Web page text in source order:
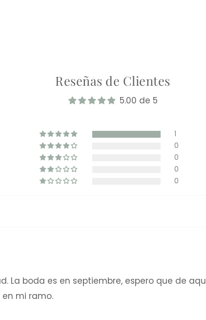
Reseñas de Clientes
5.00 de 5
1
0
0
0
0
La boda es en septiembre, espero que de
mi ramo.